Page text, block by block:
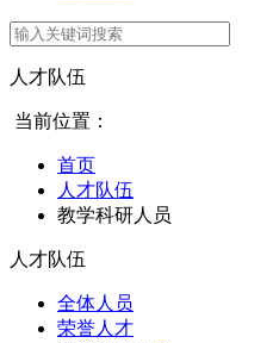
人才队伍
当前位置：
首页
人才队伍
教学科研人员
人才队伍
全体人员
荣誉人才